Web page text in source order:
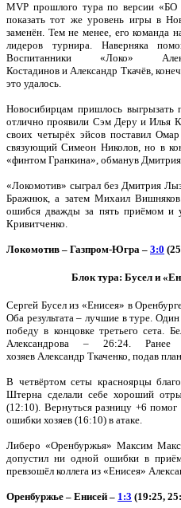
MVP прошлого тура по версии
показать тот же уровень игры в
заменён. Тем не менее, его команда
лидеров турнира. Наверняка
Воспитанники «Локо»
Костадинов и Александр Ткачёв,
это удалось.
Новосибирцам пришлось выгрызать
отлично проявили Сэм Деру и Илья
своих четырёх эйсов поставил
связующий Симеон Николов, но в
«финтом Гранкина», обманув
«Локомотив» сыграл без Дмитрия
Бражнюк, а затем Михаил
ошибся дважды за пять приёмом и
Кривитченко.
Локомотив – Газпром-Югра – 3:0
Блок тура: Бусел и
Сергей Бусел из «Енисея» в
Оба результата – лучшие в туре.
победу в концовке третьего сета.
Александрова – 26:24. Ранее
хозяев Александр Ткаченко, подав
В четвёртом сеты красноярцы
Штерна сделали себе хороший
(12:10). Вернуться разницу +6
ошибки хозяев (16:10) в атаке.
Либеро «Оренбуржья» Максим
допустил ни одной ошибки в
превзошёл коллега из «Енисея»
Оренбуржье – Енисей – 1:3 (19:25,